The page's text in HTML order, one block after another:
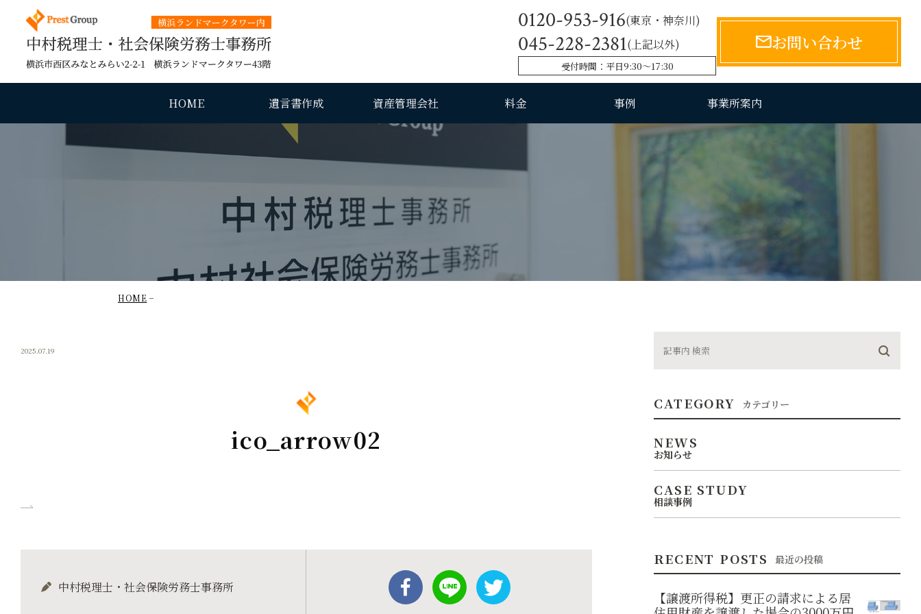
中村税理士・社会保険労務士事務所 0120-953-916(東京・神奈川)
045-228-2381(上記以外)
受付時間：平日9:30〜17:30
お問い合わせ
HOME 遺言書作成 資産管理会社 料金 事例 事業所案内
HOME
2025.07.19
ico_arrow02
中村税理士・社会保険労務士事務所
CATEGORY カテゴリー
NEWS
お知らせ
CASE STUDY
相談事例
RECENT POSTS 最近の投稿
【譲渡所得税】更正の請求による居